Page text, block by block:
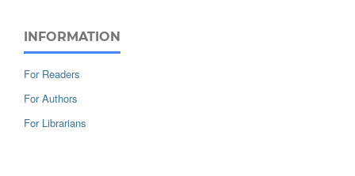
INFORMATION
For Readers
For Authors
For Librarians